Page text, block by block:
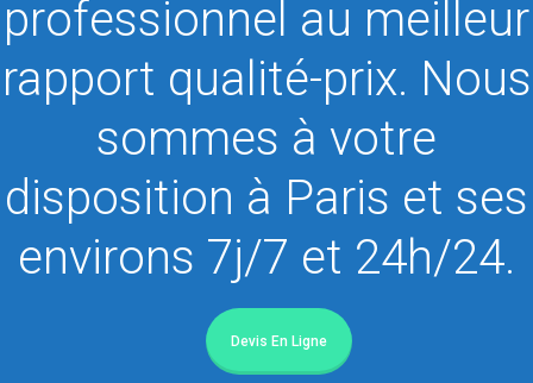
professionnel au meilleur
rapport qualité-prix. Nous
sommes à votre
disposition à Paris et ses
environs 7j/7 et 24h/24.
Devis En Ligne